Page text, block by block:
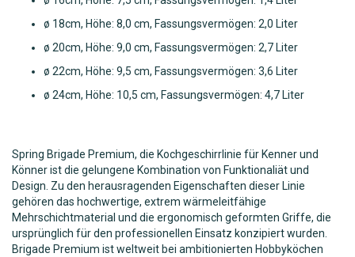
ø 18cm, Höhe: 8,0 cm, Fassungsvermögen: 2,0 Liter
ø 20cm, Höhe: 9,0 cm, Fassungsvermögen: 2,7 Liter
ø 22cm, Höhe: 9,5 cm, Fassungsvermögen: 3,6 Liter
ø 24cm, Höhe: 10,5 cm, Fassungsvermögen: 4,7 Liter
Spring Brigade Premium, die Kochgeschirrlinie für Kenner und
Könner ist die gelungene Kombination von Funktionaliät und
Design. Zu den herausragenden Eigenschaften dieser Linie
gehören das hochwertige, extrem wärmeleitfähige
Mehrschichtmaterial und die ergonomisch geformten Griffe, die
ursprünglich für den professionellen Einsatz konzipiert wurden.
Brigade Premium ist weltweit bei ambitionierten Hobbyköchen